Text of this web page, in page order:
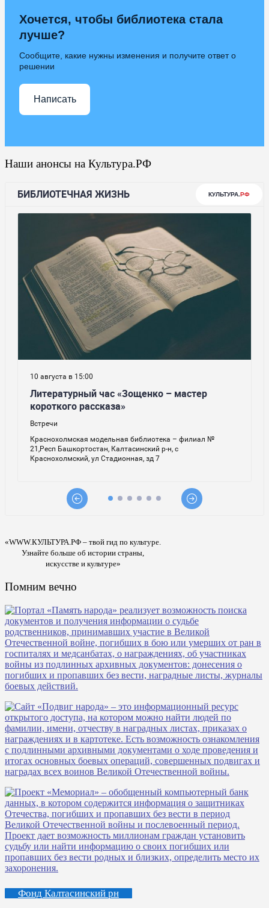
Хочется, чтобы библиотека стала
лучше?
Сообщите, какие нужны изменения и получите ответ о
решении
Написать
Наши анонсы на Культура.РФ
«WWW.КУЛЬТУРА.РФ – твой гид по культуре.
Узнайте больше об истории страны,
искусстве и культуре»
Помним вечно
Фонд Калтасинский рн